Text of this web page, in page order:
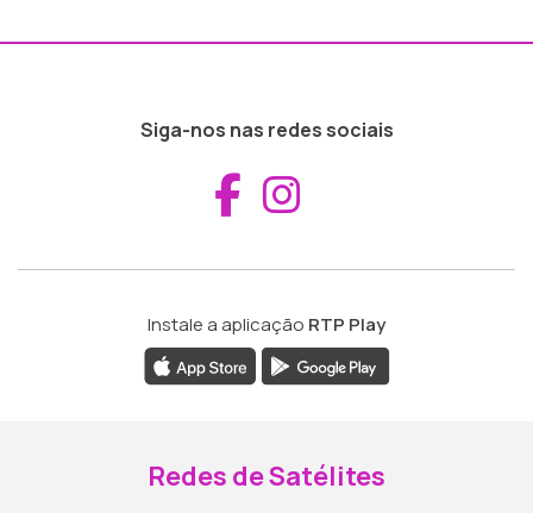
Siga-nos nas redes sociais
Aceder ao
Instale a aplicação RTP Play
Redes de Satélites